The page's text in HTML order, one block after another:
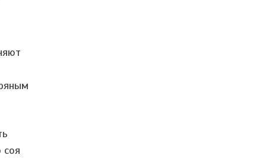
соя